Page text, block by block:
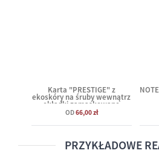
Karta "PRESTIGE" z
ekoskóry na śruby wewnątrz
okładki zamaskowane
OD66,00 zł
PRZYKŁADOWE